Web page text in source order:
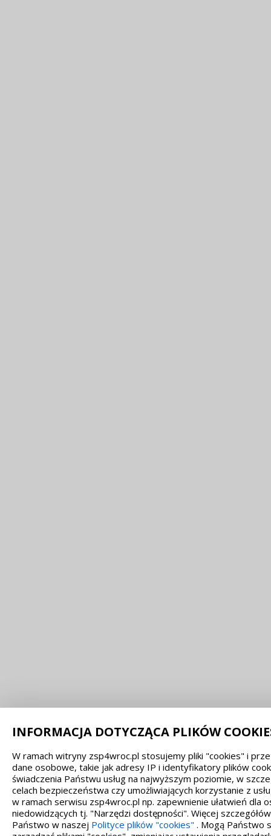
INFORMACJA DOTYCZĄCA PLIKÓW
W ramach witryny zsp4wroc.pl stosujemy pliki "cookies" i
dane osobowe, takie jak adresy IP i identyfikatory plików
świadczenia Państwu usług na najwyższym poziomie, w
celach bezpieczeństwa czy umożliwiających korzystanie z
w ramach serwisu zsp4wroc.pl np. zapewnienie ułatwień dla
niedowidzących tj. "Narzędzi dostępności". Więcej
Państwo w naszej Polityce plików "cookies" . Mogą Państwo